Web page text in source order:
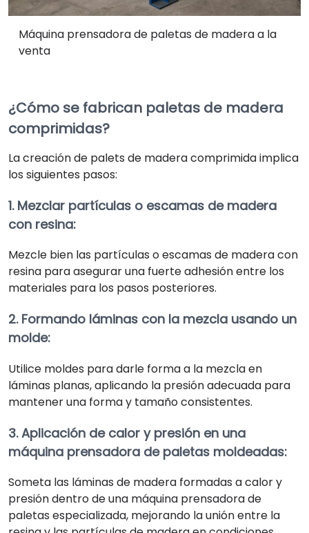
Máquina prensadora de paletas de madera a la
venta
¿Cómo se fabrican paletas de madera
comprimidas?
La creación de palets de madera comprimida implica
los siguientes pasos:
1. Mezclar partículas o escamas de madera
con resina:
Mezcle bien las partículas o escamas de madera con
resina para asegurar una fuerte adhesión entre los
materiales para los pasos posteriores.
2. Formando láminas con la mezcla usando un
molde:
Utilice moldes para darle forma a la mezcla en
láminas planas, aplicando la presión adecuada para
mantener una forma y tamaño consistentes.
3. Aplicación de calor y presión en una
máquina prensadora de paletas moldeadas:
Someta las láminas de madera formadas a calor y
presión dentro de una máquina prensadora de
paletas especializada, mejorando la unión entre la